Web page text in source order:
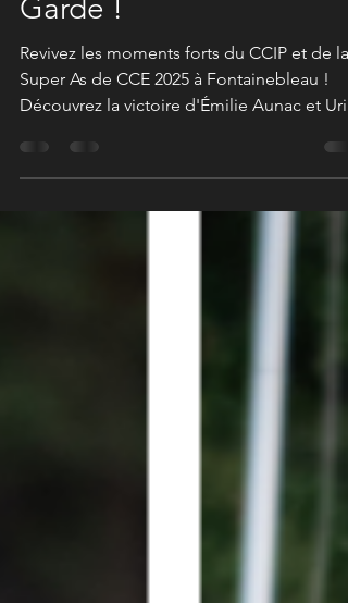
2025 à Fontainebleau :
Le Triomphe de la Jeune
Garde !
Revivez les moments forts du CCIP et de la
Super As de CCE 2025 à Fontainebleau !
Découvrez la victoire d'Émilie Aunac et